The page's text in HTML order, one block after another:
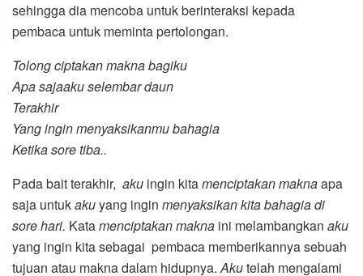
sehingga dia mencoba untuk berinteraksi kepada
pembaca untuk meminta pertolongan.
Tolong ciptakan makna bagiku
Apa sajaaku selembar daun
Terakhir
Yang ingin menyaksikanmu bahagia
Ketika sore tiba..
Pada bait terakhir, aku ingin kitamenciptakan maknaapa
saja untukakuyang ingin menyaksikan kita bahagia di
sore hari. Katamenciptakan makna ini melambangkan aku
yang ingin kita sebagai pembaca memberikannya sebuah
tujuan atau makna dalam hidupnya.Akutelah mengalami